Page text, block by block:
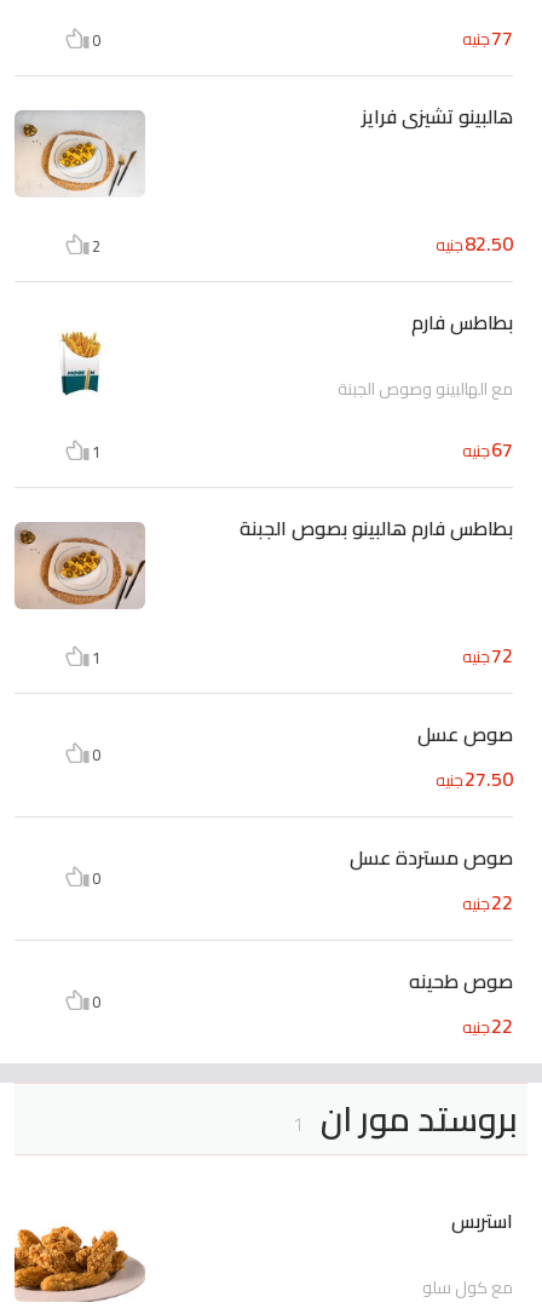
77جنيه 0
هالبينو تشيزى فرايز
82.50جنيه 2
بطاطس فارم
مع الهالبينو وصوص الجبنة
67جنيه 1
بطاطس فارم هالبينو بصوص الجبنة
72جنيه 1
صوص عسل
27.50جنيه
0
صوص مستردة عسل
22جنيه
0
صوص طحينه
22جنيه
0
بروستد مور ان 1
استربس
مع كول سلو